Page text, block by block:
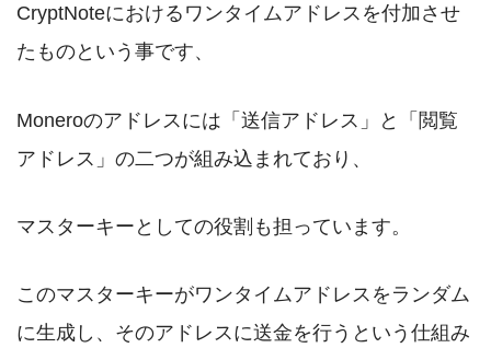
CryptNoteにおけるワンタイムアドレスを付加させ
たものという事です、
Moneroのアドレスには「送信アドレス」と「閲覧
アドレス」の二つが組み込まれており、
マスターキーとしての役割も担っています。
このマスターキーがワンタイムアドレスをランダム
に生成し、そのアドレスに送金を行うという仕組み